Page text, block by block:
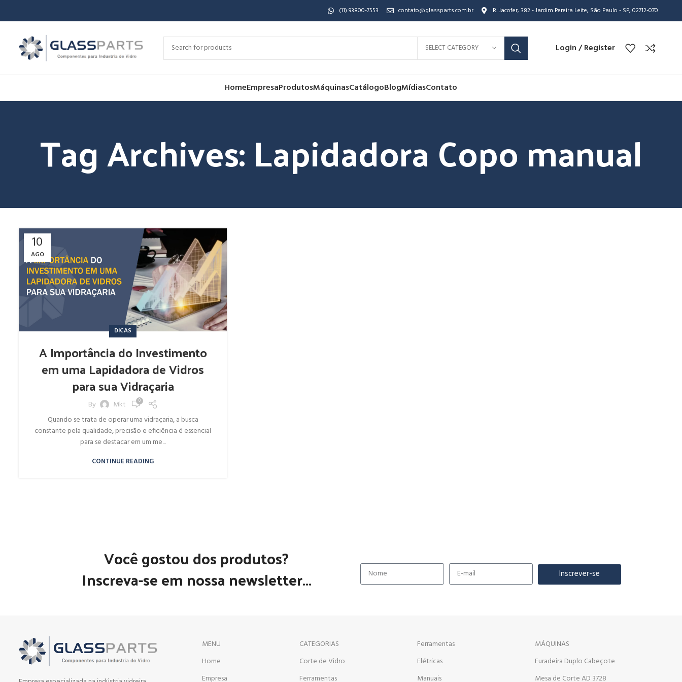
(11) 93800-7553 contato@glassparts.com.br R. Jacofer, 382 - Jardim Pereira Leite, São Paulo - SP, 02712-070
SELECT CATEGORY Login / Register
HomeEmpresaProdutosMáquinasCatálogoBlogMídiasContato
Tag Archives: Lapidadora Copo manual
10
AGO
DICAS
A Importância do Investimento
em uma Lapidadora de Vidros
para sua Vidraçaria
By Mkt 0
Quando se trata de operar uma vidraçaria, a busca
constante pela qualidade, precisão e eficiência é essencial
para se destacar em um me...
CONTINUE READING
Você gostou dos produtos?
Inscreva-se em nossa newsletter... Inscrever-se
MENU
Home
Empresa
CATEGORIAS
Corte de Vidro
Ferramentas
Ferramentas
Elétricas
Manuais
MÁQUINAS
Furadeira Duplo Cabeçote
Mesa de Corte AD 3728